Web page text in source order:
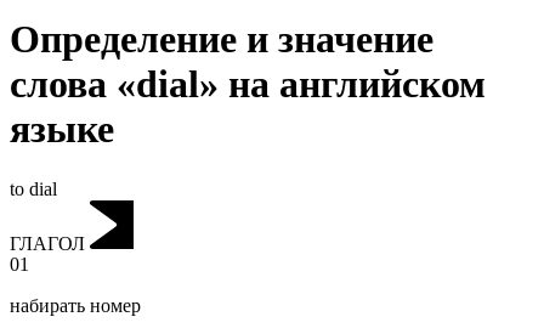
Определение и значение
слова «dial» на английском
языке
to dial
ГЛАГОЛ
01
набирать номер